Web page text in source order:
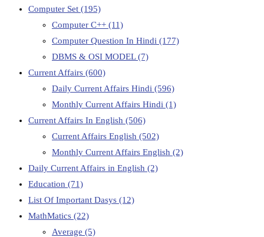
Computer Set (195)
Computer C++ (11)
Computer Question In Hindi (177)
DBMS & OSI MODEL(7)
Current Affairs (600)
Daily Current Affairs Hindi (596)
Monthly Current Affairs Hindi (1)
Current Affairs In English (506)
Current Affairs English (502)
Monthly Current Affairs English (2)
Daily Current Affairs in English (2)
Education (71)
List Of Important Dasys (12)
MathMatics (22)
Average (5)